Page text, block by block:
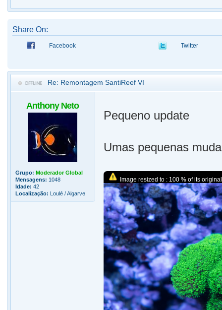
Share On:
Facebook Twitter
Re: Remontagem SantiReef VI
Anthony Neto
Grupo: Moderador Global
Mensagens: 1048
Idade: 42
Localização: Loulé / Algarve
Pequeno update
Umas pequenas
Image resized to : 100 % of its